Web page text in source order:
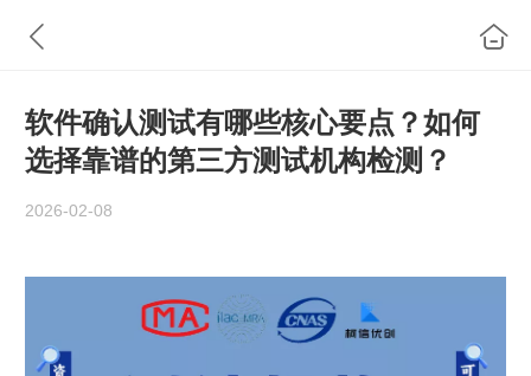
软件确认测试有哪些核心要点？如何
选择靠谱的第三方测试机构检测？
2026-02-08